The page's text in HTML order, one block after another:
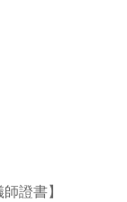
證書】